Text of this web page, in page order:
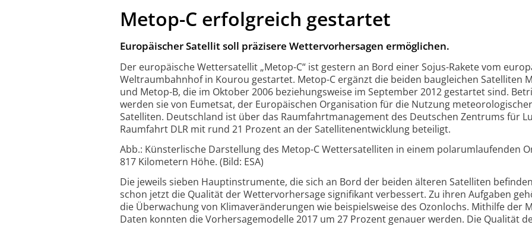
Metop-C erfolgreich gestartet
Europäischer Satellit soll präzisere Wettervorhersagen ermöglichen.
Der europäische Wetter­satellit „Metop-C“ ist gestern an Bord einer Sojus-Rakete vom
Weltraum­bahnhof in Kourou gestartet. Metop-C ergänzt die beiden bau­gleichen Satelliten
und Metop-B, die im Oktober 2006 beziehungs­weise im September 2012 gestartet sind.
werden sie von Eumetsat, der Euro­päischen Orga­nisation für die Nutzung meteoro­logischer
Satelliten. Deutschland ist über das Raumfahrt­management des Deutschen Zentrums für
Raumfahrt DLR mit rund 21 Prozent an der Satelliten­entwicklung beteiligt.
Abb.: Künsterlische Darstellung des Metop-C Wettersatelliten in einem polarumlaufenden
817 Kilometern Höhe. (Bild: ESA)
Die jeweils sieben Haupt­instrumente, die sich an Bord der beiden älteren Satelliten
schon jetzt die Qualität der Wetter­vorhersage signi­fikant verbessert. Zu ihren Aufgaben
die Überwachung von Klima­veränderungen wie beispiels­weise des Ozonlochs. Mithilfe der
Daten konnten die Vorhersage­modelle 2017 um 27 Prozent genauer werden. Die Qualität